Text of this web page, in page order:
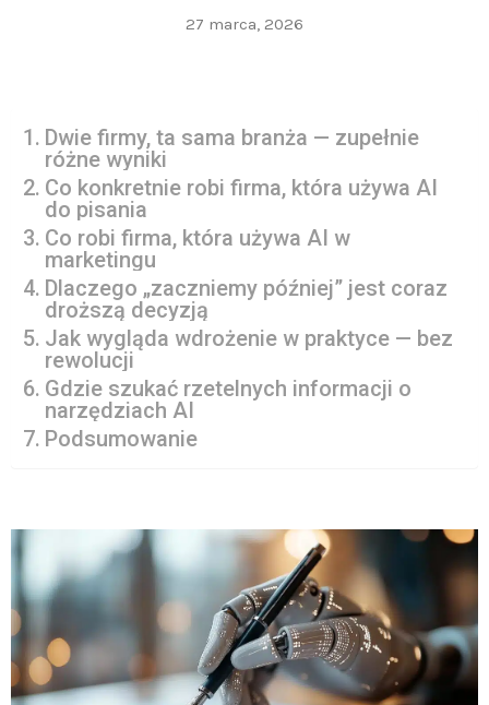
27 marca, 2026
Dwie firmy, ta sama branża — zupełnie
różne wyniki
Co konkretnie robi firma, która używa AI
do pisania
Co robi firma, która używa AI w
marketingu
Dlaczego „zaczniemy później” jest coraz
droższą decyzją
Jak wygląda wdrożenie w praktyce — bez
rewolucji
Gdzie szukać rzetelnych informacji o
narzędziach AI
Podsumowanie